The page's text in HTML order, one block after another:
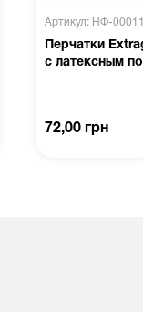
Артикул: НФ-
Перчатки
с латексным
72,00 грн